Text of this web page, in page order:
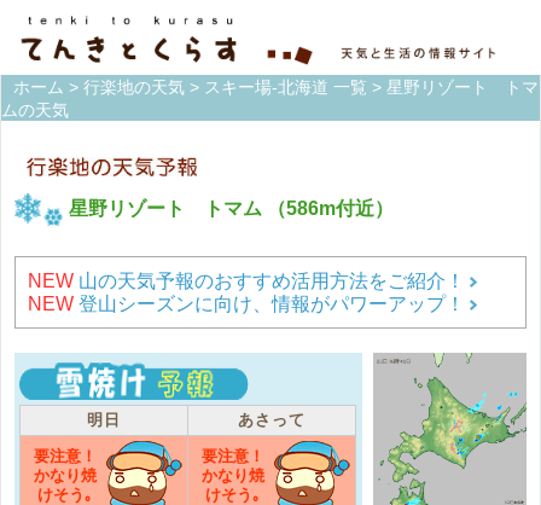
ホーム > 行楽地の天気 > スキー場-北海道 一覧 > 星野リゾート トマ
ムの天気
星野リゾート トマム （586m付近）
NEW 山の天気予報のおすすめ活用方法をご紹介！
NEW 登山シーズンに向け、情報がパワーアップ！
明日
あさって
要注意！
かなり焼
けそう｡
要注意！
かなり焼
けそう｡